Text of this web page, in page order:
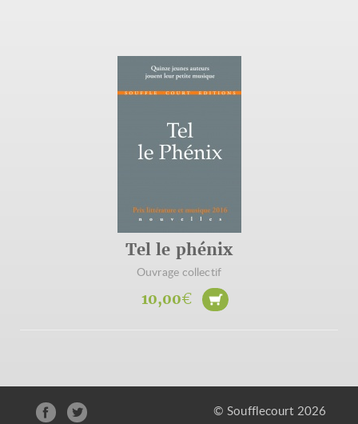
Tel le phénix
Ouvrage collectif
10,00€
© Soufflecourt 2026